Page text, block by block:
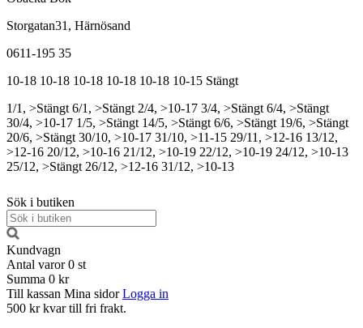
Storgatan31, Härnösand
0611-195 35
10-18 10-18 10-18 10-18 10-18 10-15 Stängt
1/1, >Stängt 6/1, >Stängt 2/4, >10-17 3/4, >Stängt 6/4, >Stängt
30/4, >10-17 1/5, >Stängt 14/5, >Stängt 6/6, >Stängt 19/6, >Stängt
20/6, >Stängt 30/10, >10-17 31/10, >11-15 29/11, >12-16 13/12,
>12-16 20/12, >10-16 21/12, >10-19 22/12, >10-19 24/12, >10-13
25/12, >Stängt 26/12, >12-16 31/12, >10-13
Sök i butiken
Kundvagn
Antal varor 0 st
Summa 0 kr
Till kassan Mina sidor Logga in
500 kr kvar till fri frakt.